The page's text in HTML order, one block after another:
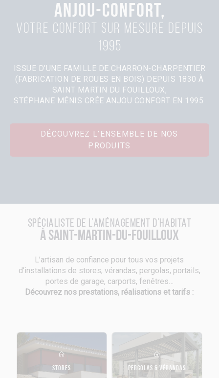
ANJOU-CONFORT,
Votre confort sur mesure depuis
1995
ISSUE D’UNE FAMILLE DE CHARRON-CHARPENTIER
(FABRICATION DE ROUES EN BOIS) DEPUIS 1830 À
SAINT MARTIN DU FOUILLOUX,
STÉPHANE MÉNIS CRÉE ANJOU CONFORT EN 1995.
DÉCOUVREZ L’ENSEMBLE DE NOS
PRODUITS
Spécialiste de l’aménagement d’habitat
à Saint-Martin-du-Fouilloux
L’artisan de confiance pour tous vos projets
d’installations de stores, vérandas, pergolas, portails,
portes de garage, carports, fenêtres…
Découvrez nos prestations, réalisations et tarifs :
STORES PERGOLAS & VÉRANDAS